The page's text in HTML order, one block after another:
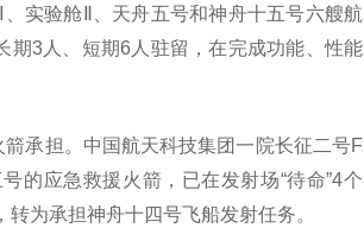
实验舱Ⅱ、天舟五号和神舟十五号六艘航
期3人、短期6人驻留，在完成功能、性能
承担。中国航天科技集团一院长征二号F
的应急救援火箭，已在发射场“待命”4个
为承担神舟十四号飞船发射任务。